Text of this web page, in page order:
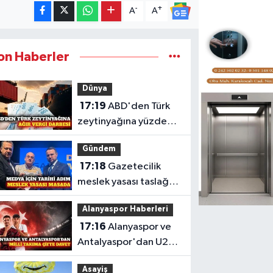
A- A+
Haberler
Dünya
17:19 ABD'den Türk
zeytinyağına yüzde
12,5 ek vergi kararı
Gündem
17:18
meslek yasası taslağı
Bakan Gürlek'e
sunuldu
Alanyaspor Haberleri
17:16 Alanyaspor ve
Antalyaspor'dan U20
Milli Takımı'na davet
Asayiş